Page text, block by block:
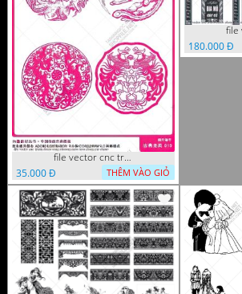
file vector cnc tranh decor rong phuong cuon tron dang cap
35.000 Đ
THÊM VÀO GIỎ
180.000 Đ